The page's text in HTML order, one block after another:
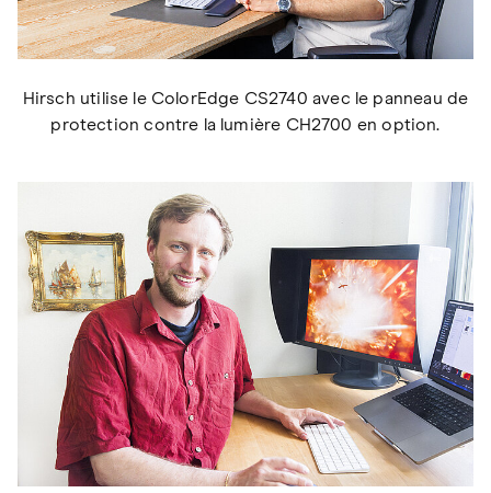
Hirsch utilise le ColorEdge CS2740 avec le panneau de
protection contre la lumière CH2700 en option.